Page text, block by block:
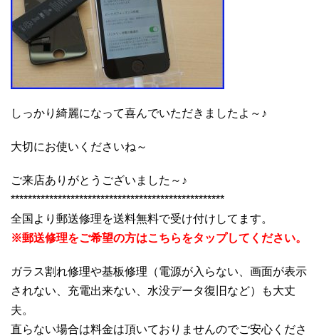
しっかり綺麗になって喜んでいただきましたよ～♪
大切にお使いくださいね～
ご来店ありがとうございました～♪
**************************************************
全国より郵送修理を送料無料で受け付けしてます。
※郵送修理をご希望の方はこちらをタップしてください。
ガラス割れ修理や基板修理（電源が入らない、画面が表示
されない、充電出来ない、水没データ復旧など）も大丈
夫。
直らない場合は料金は頂いておりませんのでご安心くださ